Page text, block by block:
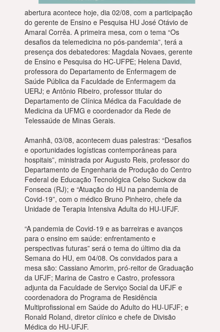
abertura acontece hoje, dia 02/08, com a participação
do gerente de Ensino e Pesquisa HU José Otávio de
Amaral Corrêa. A primeira mesa, com o tema “Os
desafios da telemedicina no pós-pandemia”, terá a
presença dos debatedores: Magdala Novaes, gerente
de Ensino e Pesquisa do HC-UFPE; Helena David,
professora do Departamento de Enfermagem de
Saúde Pública da Faculdade de Enfermagem da
UERJ; e Antônio Ribeiro, professor titular do
Departamento de Clínica Médica da Faculdade de
Medicina da UFMG e coordenador da Rede de
Telessaúde de Minas Gerais.
Amanhã, 03/08, acontecem duas palestras: “Desafios
e oportunidades logísticas contemporâneas para
hospitais”, ministrada por Augusto Reis, professor do
Departamento de Engenharia de Produção do Centro
Federal de Educação Tecnológica Celso Suckow da
Fonseca (RJ); e “Atuação do HU na pandemia de
Covid-19”, com o médico Bruno Pinheiro, chefe da
Unidade de Terapia Intensiva Adulta do HU-UFJF.
“A pandemia de Covid-19 e as barreiras e avanços
para o ensino em saúde: enfrentamento e
perspectivas futuras” será o tema do último dia da
Semana do HU, em 04/08. Os convidados para a
mesa são: Cassiano Amorim, pró-reitor de Graduação
da UFJF; Marina de Castro e Castro, professora
adjunta da Faculdade de Serviço Social da UFJF e
coordenadora do Programa de Residência
Multiprofissional em Saúde do Adulto do HU-UFJF; e
Ronald Roland, diretor clínico e chefe de Divisão
Médica do HU-UFJF.